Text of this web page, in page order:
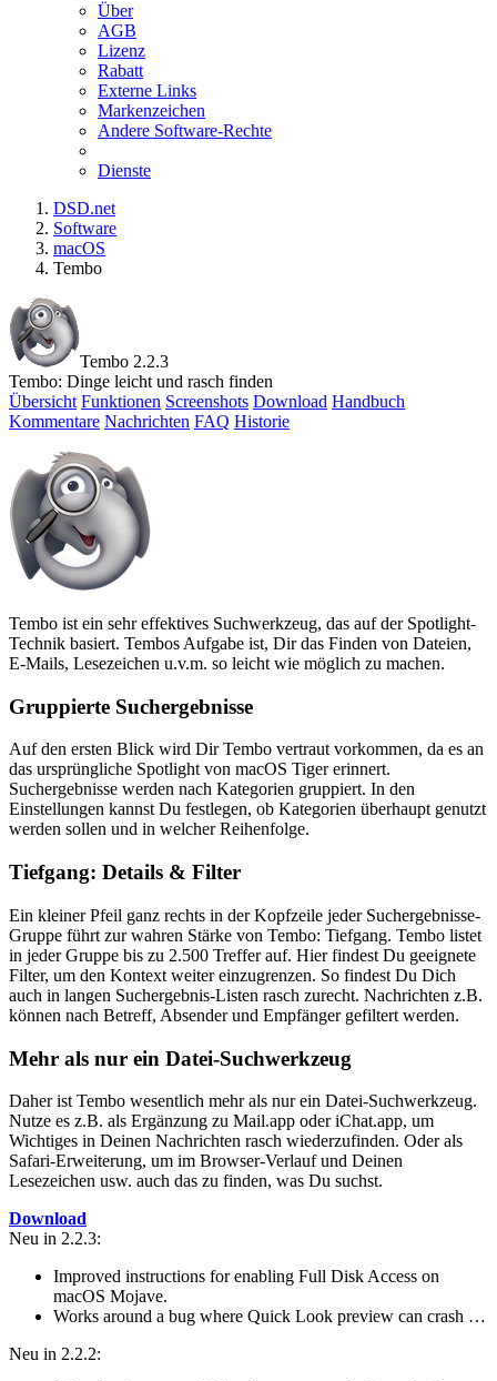
Über
AGB
Lizenz
Rabatt
Externe Links
Markenzeichen
Andere Software-Rechte
Dienste
DSD.net
Software
macOS
Tembo
Tembo 2.2.3
Tembo: Dinge leicht und rasch finden
Übersicht Funktionen Screenshots Download Handbuch
Kommentare Nachrichten FAQ Historie
Tembo ist ein sehr effektives Suchwerkzeug, das auf der Spotlight-
Technik basiert. Tembos Aufgabe ist, Dir das Finden von Dateien,
E-Mails, Lesezeichen u.v.m. so leicht wie möglich zu machen.
Gruppierte Suchergebnisse
Auf den ersten Blick wird Dir Tembo vertraut vorkommen, da es an
das ursprüngliche Spotlight von macOS Tiger erinnert.
Suchergebnisse werden nach Kategorien gruppiert. In den
Einstellungen kannst Du festlegen, ob Kategorien überhaupt genutzt
werden sollen und in welcher Reihenfolge.
Tiefgang: Details & Filter
Ein kleiner Pfeil ganz rechts in der Kopfzeile jeder Suchergebnisse-
Gruppe führt zur wahren Stärke von Tembo: Tiefgang. Tembo listet
in jeder Gruppe bis zu 2.500 Treffer auf. Hier findest Du geeignete
Filter, um den Kontext weiter einzugrenzen. So findest Du Dich
auch in langen Suchergebnis-Listen rasch zurecht. Nachrichten z.B.
können nach Betreff, Absender und Empfänger gefiltert werden.
Mehr als nur ein Datei-Suchwerkzeug
Daher ist Tembo wesentlich mehr als nur ein Datei-Suchwerkzeug.
Nutze es z.B. als Ergänzung zu Mail.app oder iChat.app, um
Wichtiges in Deinen Nachrichten rasch wiederzufinden. Oder als
Safari-Erweiterung, um im Browser-Verlauf und Deinen
Lesezeichen usw. auch das zu finden, was Du suchst.
Download
Neu in 2.2.3:
Improved instructions for enabling Full Disk Access on
macOS Mojave.
Works around a bug where Quick Look preview can crash …
Neu in 2.2.2: